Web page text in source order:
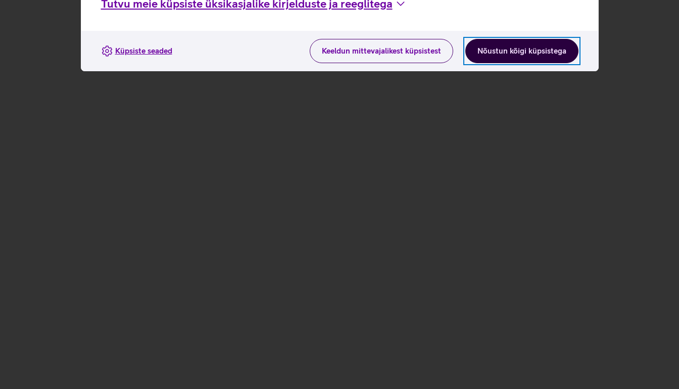
Tutvu meie küpsiste üksikasjalike kirjelduste ja reeglitega
Nõustun kõigi küpsistega
Keeldun mittevajalikest küpsistest
Küpsiste seaded